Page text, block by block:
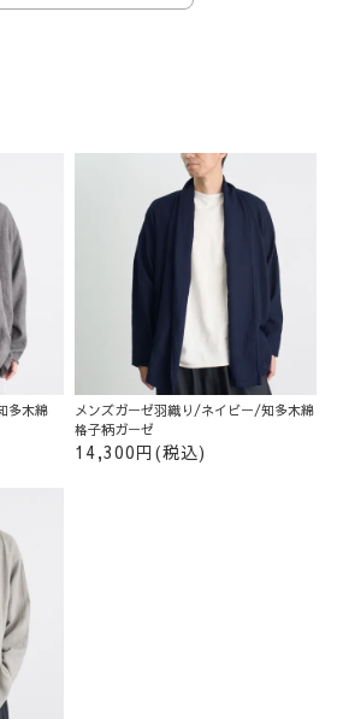
多木綿
メンズガーゼ羽織り/ネイビー/知多木綿
格子柄ガーゼ
14,300円(税込)